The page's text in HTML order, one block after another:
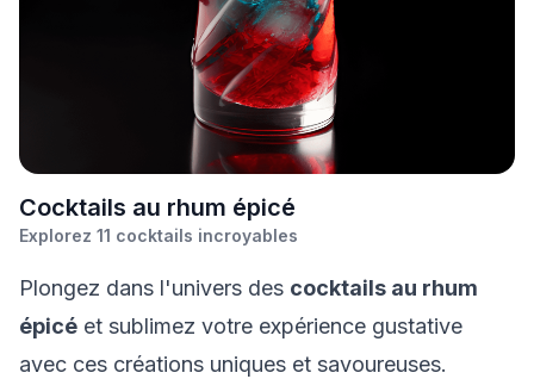
Cocktails au rhum épicé
Explorez 11 cocktails incroyables
Plongez dans l'univers des cocktails au rhum
épicé et sublimez votre expérience gustative
avec ces créations uniques et savoureuses.